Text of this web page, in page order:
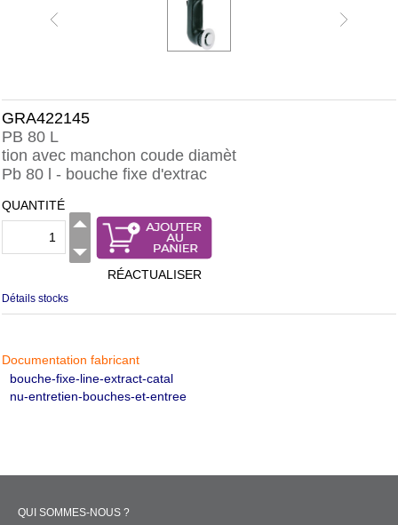
GRA422145
PB 80 L
tion avec manchon coude diamèt
Pb 80 l - bouche fixe d'extrac
QUANTITÉ
RÉACTUALISER
Détails stocks
Documentation fabricant
bouche-fixe-line-extract-catal
nu-entretien-bouches-et-entree
QUI SOMMES-NOUS ?